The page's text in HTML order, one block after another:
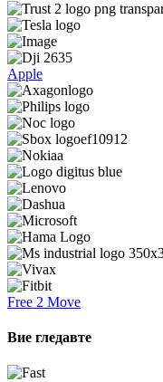
Apple
Free 2 Move
Вие гледавте